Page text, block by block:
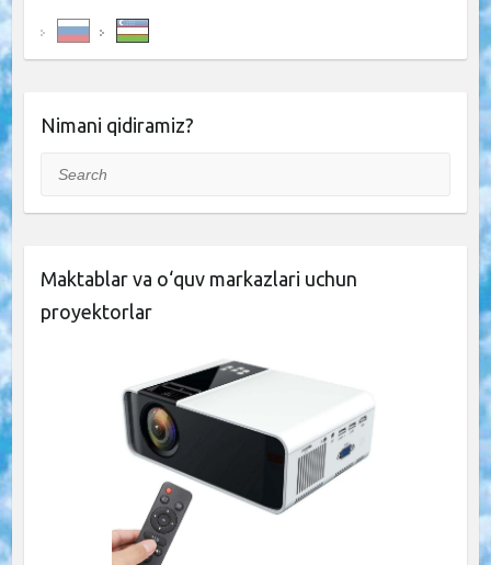
Nimani qidiramiz?
Search
Maktablar va o‘quv markazlari uchun
proyektorlar